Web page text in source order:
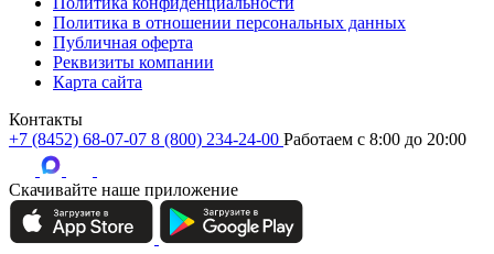
Политика в отношении персональных данных
Публичная оферта
Реквизиты компании
Карта сайта
Контакты
+7 (8452) 68-07-07 8 (800) 234-24-00 Работаем c 8:00 до 20:00
Скачивайте наше приложение